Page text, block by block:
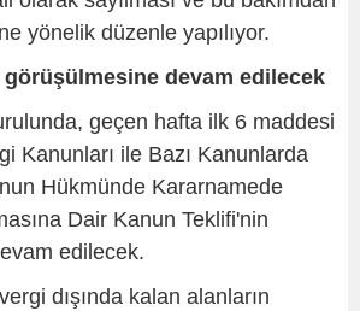
yönelik düzenle yapılıyor.
devam edilecek
geçen hafta ilk 6 maddesi
Kanunları ile Bazı Kanunlarda
Hükmünde Kararnamede
Dair Kanun Teklifi'nin
edilecek.
dışında kalan alanların